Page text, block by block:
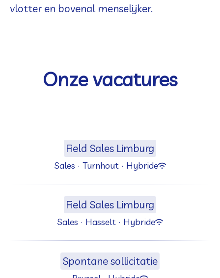
vlotter en bovenal menselijker.
Onze vacatures
Field Sales Limburg
Sales · Turnhout · Hybride
Field Sales Limburg
Sales · Hasselt · Hybride
Spontane sollicitatie